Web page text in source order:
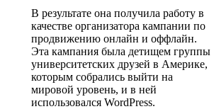
В результате она получила работу в
качестве организатора кампании по
продвижению онлайн и оффлайн.
Эта кампания была детищем группы
университетских друзей в Америке,
которым собрались выйти на
мировой уровень, и в ней
использовался WordPress.